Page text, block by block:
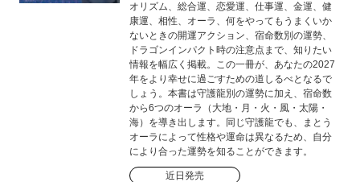
オリズム、総合運、恋愛運、仕事運、金運、健
康運、相性、オーラ、何をやってもうまくいか
ないときの開運アクション、宿命数別の運勢、
ドラゴンインパクト時の注意点まで、知りたい
情報を幅広く掲載。この一冊が、あなたの2027
年をより幸せに過ごすための道しるべとなるで
しょう。本書は守護龍別の運勢に加え、宿命数
から6つのオーラ（大地・月・火・風・太陽・
海）を導き出します。同じ守護龍でも、まとう
オーラによって性格や運命は異なるため、自分
により合った運勢を知ることができます。
近日発売